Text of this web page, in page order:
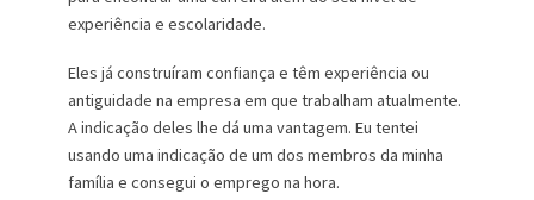
experiência e escolaridade.
Eles já construíram confiança e têm experiência ou
antiguidade na empresa em que trabalham atualmente.
A indicação deles lhe dá uma vantagem. Eu tentei
usando uma indicação de um dos membros da minha
família e consegui o emprego na hora.